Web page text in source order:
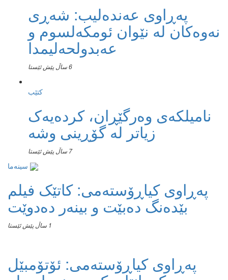
پەڕاوی عەندەلیب: شەڕی
نەوەکان لە نێوان ئومکەلسوم و
عەبدولحەلیمدا
6 ساڵ پێش ئێستا
کتێب
نامیلكه‌ی وەرگێڕان، کردەیەک
زیاتر لە گۆڕینی وشە
7 ساڵ پێش ئێستا
پەڕاوی کیاڕۆستەمی: کاتێک فیلم
بێدەنگ دەبێت و بینەر دەدوێت
1 ساڵ پێش ئێستا
پەڕاوی کیاڕۆستەمی: ئۆتۆمبێل